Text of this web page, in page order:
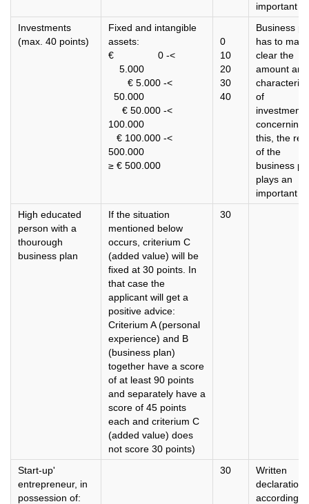
important
Investments
(max. 40 points)
Fixed and intangible
assets:
€ 0 -<
5.000
€ 5.000 -<
50.000
€ 50.000 -<
100.000
€ 100.000 -<
500.000
≥ € 500.000
0
10
20
30
40
Business
has to make
clear the
amount and
of
concerning
this, the
of the
business
plays an
important
High educated
person with a
thourough
business plan
If the situation
mentioned below
occurs, criterium C
(added value) will be
fixed at 30 points. In
that case the
applicant will get a
positive advice:
Criterium A (personal
experience) and B
(business plan)
together have a score
of at least 90 points
and separately have a
score of 45 points
each and criterium C
(added value) does
not score 30 points)
30
Start-up'
entrepreneur, in
possession of:
30
Written
declaration
according to